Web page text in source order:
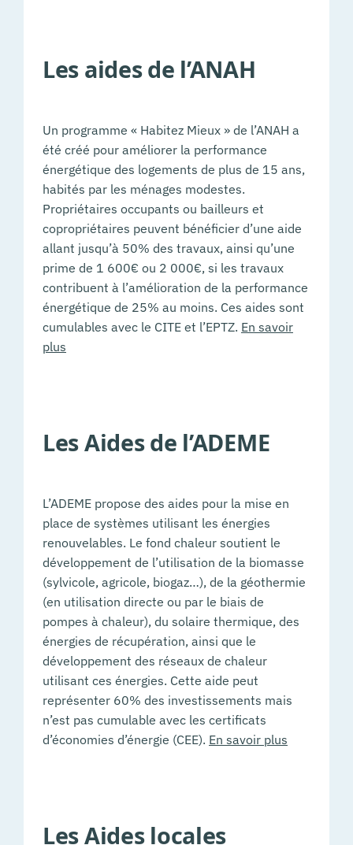
Les aides de l’ANAH
Un programme « Habitez Mieux » de l’ANAH a
été créé pour améliorer la performance
énergétique des logements de plus de 15 ans,
habités par les ménages modestes.
Propriétaires occupants ou bailleurs et
copropriétaires peuvent bénéficier d’une aide
allant jusqu’à 50% des travaux, ainsi qu’une
prime de 1 600€ ou 2 000€, si les travaux
contribuent à l’amélioration de la performance
énergétique de 25% au moins. Ces aides sont
cumulables avec le CITE et l’EPTZ. En savoir
plus
Les Aides de l’ADEME
L’ADEME propose des aides pour la mise en
place de systèmes utilisant les énergies
renouvelables. Le fond chaleur soutient le
développement de l’utilisation de la biomasse
(sylvicole, agricole, biogaz…), de la géothermie
(en utilisation directe ou par le biais de
pompes à chaleur), du solaire thermique, des
énergies de récupération, ainsi que le
développement des réseaux de chaleur
utilisant ces énergies. Cette aide peut
représenter 60% des investissements mais
n’est pas cumulable avec les certificats
d’économies d’énergie (CEE). En savoir plus
Les Aides locales